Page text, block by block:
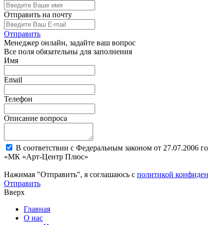
Отправить на почту
Отправить
Менеджер онлайн, задайте ваш вопрос
Все поля обязательны для заполнения
Имя
Email
Телефон
Описание вопроса
В соответствии с Федеральным законом от
«МК «Арт-Центр Плюс»
Нажимая "Отправить", я соглашаюсь с политикой
Отправить
Вверх
Главная
О нас